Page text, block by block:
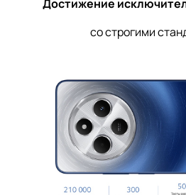
Достижение
со строгими